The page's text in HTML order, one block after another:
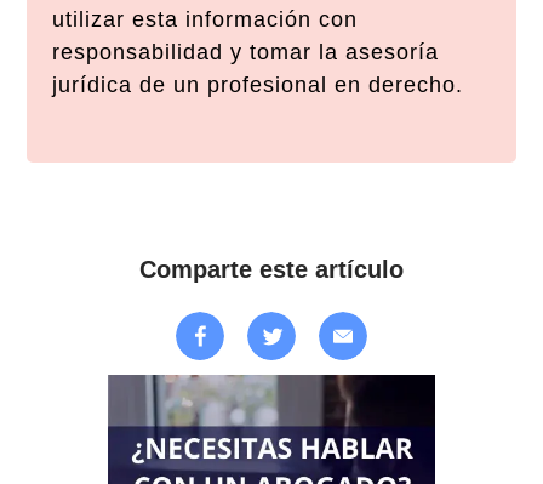
utilizar esta información con
responsabilidad y tomar la asesoría
jurídica de un profesional en derecho.
Comparte este artículo